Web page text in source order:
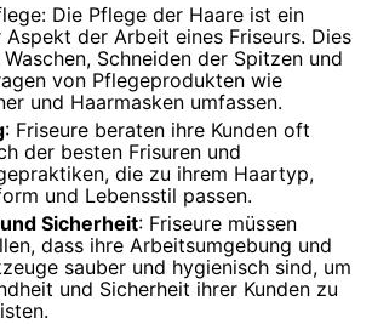
Die Pflege der Haare ist ein
der Arbeit eines Friseurs. Dies
Schneiden der Spitzen und
von Pflegeprodukten wie
und Haarmasken umfassen.
: Friseure beraten ihre Kunden oft
der besten Frisuren und
die zu ihrem Haartyp,
und Lebensstil passen.
Sicherheit: Friseure müssen
dass ihre Arbeitsumgebung und
sauber und hygienisch sind, um
und Sicherheit ihrer Kunden zu